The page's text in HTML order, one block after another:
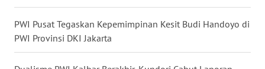
PWI Pusat Tegaskan Kepemimpinan Kesit Budi Handoyo di
PWI Provinsi DKI Jakarta
SULUT